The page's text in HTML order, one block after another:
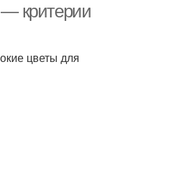
— критерии
цветы для